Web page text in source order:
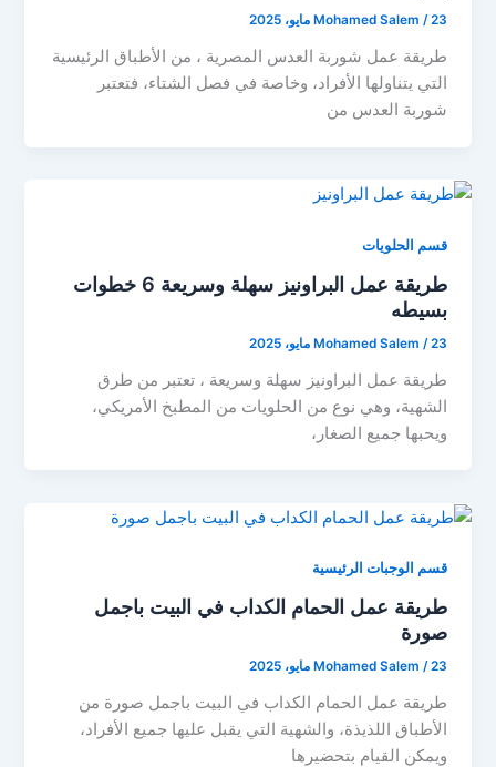
Mohamed Salem /23 مايو، 2025
طريقة عمل شوربة العدس المصرية ، من الأطباق الرئيسية
التي يتناولها الأفراد، وخاصة في فصل الشتاء، فتعتبر
شوربة العدس من
قسم الحلويات
طريقة عمل البراونيز سهلة وسريعة 6 خطوات
بسيطه
Mohamed Salem /23 مايو، 2025
طريقة عمل البراونيز سهلة وسريعة ، تعتبر من طرق
الشهية، وهي نوع من الحلويات من المطبخ الأمريكي،
ويحبها جميع الصغار،
قسم الوجبات الرئيسية
طريقة عمل الحمام الكداب في البيت باجمل
صورة
Mohamed Salem /23 مايو، 2025
طريقة عمل الحمام الكداب في البيت باجمل صورة من
الأطباق اللذيذة، والشهية التي يقبل عليها جميع الأفراد،
ويمكن القيام بتحضيرها